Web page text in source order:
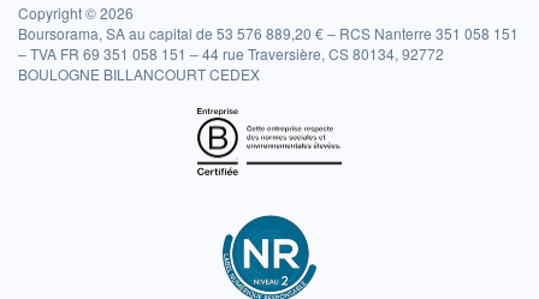
Copyright © 2026
Boursorama, SA au capital de 53 576 889,20 € – RCS Nanterre 351 058 151
– TVA FR 69 351 058 151 – 44 rue Traversière, CS 80134, 92772
BOULOGNE BILLANCOURT CEDEX